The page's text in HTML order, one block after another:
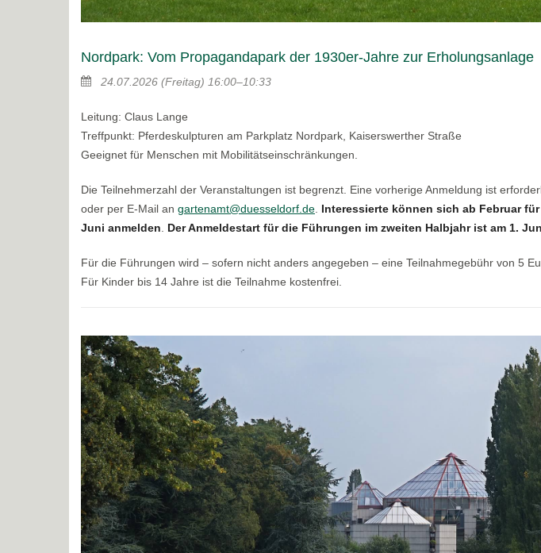
Nordpark: Vom Propagandapark der 1930er-Jahre zur Erholungsanlage
24.07.2026 (Freitag) 16:00–10:33
Leitung: Claus Lange
Treffpunkt: Pferdeskulpturen am Parkplatz Nordpark, Kaiserswerther Straße
Geeignet für Menschen mit Mobilitätseinschränkungen.
Die Teilnehmerzahl der Veranstaltungen ist begrenzt. Eine vorherige Anmeldung ist
oder per E-Mail an gartenamt@duesseldorf.de. Interessierte können sich ab Februar
Juni anmelden. Der Anmeldestart für die Führungen im zweiten Halbjahr ist am 1.
Für die Führungen wird – sofern nicht anders angegeben – eine Teilnahmegebühr von 5
Für Kinder bis 14 Jahre ist die Teilnahme kostenfrei.